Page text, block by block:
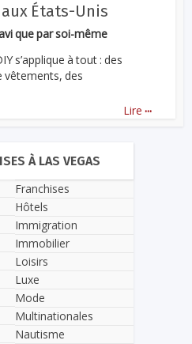
États-Unis
que par soi-même
s’applique à tout : des
vêtements, des
Lire ...
À LAS VEGAS
Franchises
Hôtels
Immigration
Immobilier
Loisirs
Luxe
Mode
Multinationales
Nautisme